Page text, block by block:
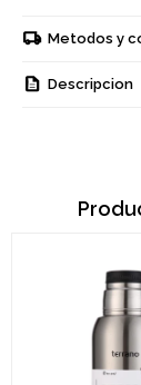
Metodos y
Descripcion